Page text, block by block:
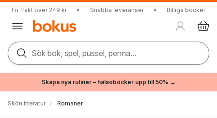
Fri frakt över 249 kr • Snabba leveranser • Billiga böcker
Sök bok, spel, pussel, penna...
Skapa nya rutiner – hälsoböcker upp till 50% →
Skönlitteratur Romaner